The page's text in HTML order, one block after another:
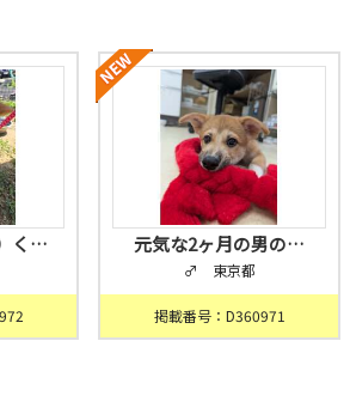
く… 元気な2ヶ月の男の…
♂ 東京都
掲載番号：D360971